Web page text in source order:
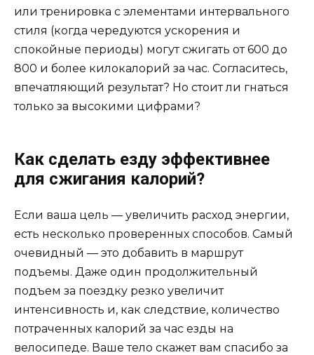
или тренировка с элементами интервального
стиля (когда чередуются ускорения и
спокойные периоды) могут сжигать от 600 до
800 и более килокалорий за час. Согласитесь,
впечатляющий результат? Но стоит ли гнаться
только за высокими цифрами?
Как сделать езду эффективнее
для сжигания калорий?
Если ваша цель — увеличить расход энергии,
есть несколько проверенных способов. Самый
очевидный — это добавить в маршрут
подъемы. Даже один продолжительный
подъем за поездку резко увеличит
интенсивность и, как следствие, количество
потраченных калорий за час езды на
велосипеде. Ваше тело скажет вам спасибо за